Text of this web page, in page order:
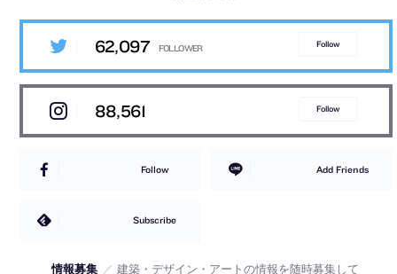
62,097 Follow
88,561 Follow
Follow Add Friends
Subscribe
情報募集 ／ 建築・デザイン・アートの情報を随時募集して